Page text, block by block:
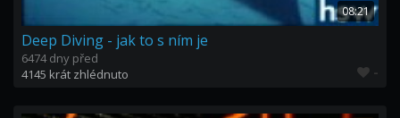
08:21
Deep Diving - jak to s ním je
6474 dny před
4145 krát zhlédnuto
-